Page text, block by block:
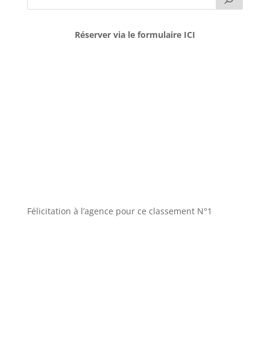
Réserver via le formulaire ICI
Félicitation à l’agence pour ce classement N°1